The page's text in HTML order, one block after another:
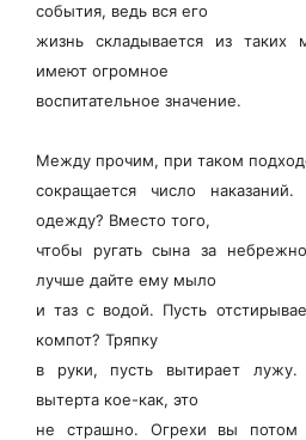
события, ведь вся его
жизнь складывается из
имеют огромное
воспитательное значение.
Между прочим, при таком
сокращается число
одежду? Вместо того,
чтобы ругать сына за
лучше дайте ему мыло
и таз с водой. Пусть
компот? Тряпку
в руки, пусть вытирает
вытерта кое-как, это
не страшно. Огрехи вы потом